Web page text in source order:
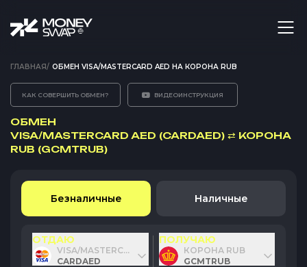
ГЛАВНАЯ/ ОБМЕН VISA/MASTERCARD AED НА КОРОНА RUB
КАК СОВЕРШИТЬ ОБМЕН? ВИДЕОИНСТРУКЦИЯ
ОБМЕН
VISA/MASTERCARD AED (CARDAED) ⇄ КОРОНА
RUB (GCMTRUB)
Безналичные Наличные
ОТДАЮ
VISA/MASTERCARD AED
CARDAED
ПОЛУЧАЮ
КОРОНА RUB
GCMTRUB